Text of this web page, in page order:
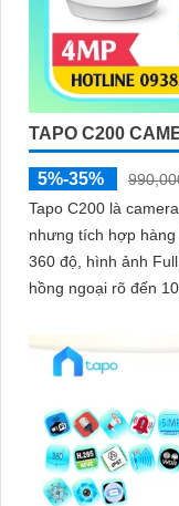
TAPO C200
5%-35%
Tapo C200 là
nhưng tích hợp
360 độ, hình ảnh
hồng ngoại rõ đến 10m. Camera đàm thoại hai